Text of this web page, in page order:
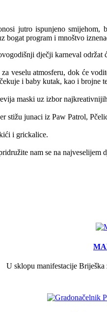
jutro ispunjeno smijehom,
bogat program i mnoštvo
dječji karneval
veselu atmosferu, dok će
i baby kutak, kao i brojne
maski uz izbor
stižu junaci iz Paw Patrol,
i grickalice.
nam se na najveselijem
U sklopu manifestacije